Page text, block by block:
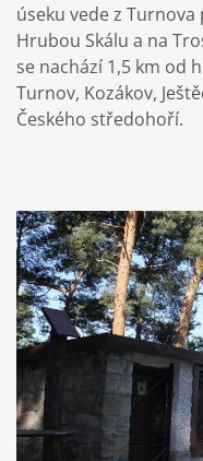
úseku vede z
Hrubou Skálu a na
se nachází 1,5 km od
Turnov, Kozákov,
Českého středohoří.